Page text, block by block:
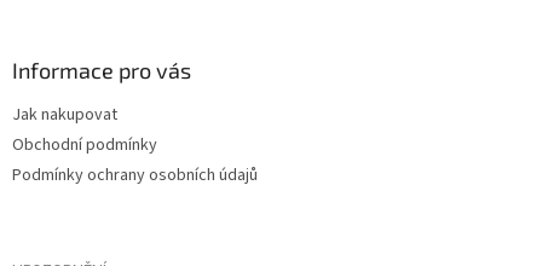
Informace pro vás
Jak nakupovat
Obchodní podmínky
Podmínky ochrany osobních údajů